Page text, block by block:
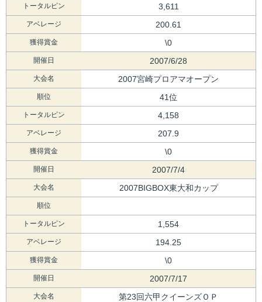
トータルピン 3,611
アベレージ 200.61
獲得賞金 \0
開催日 2007/6/28
大会名 2007宮崎プロアマオープン
順位 41位
トータルピン 4,158
アベレージ 207.9
獲得賞金 \0
開催日 2007/7/4
大会名 2007BIGBOX東大和カップ
順位
トータルピン 1,554
アベレージ 194.25
獲得賞金 \0
開催日 2007/7/17
大会名 第23回六甲クイーンズＯＰ